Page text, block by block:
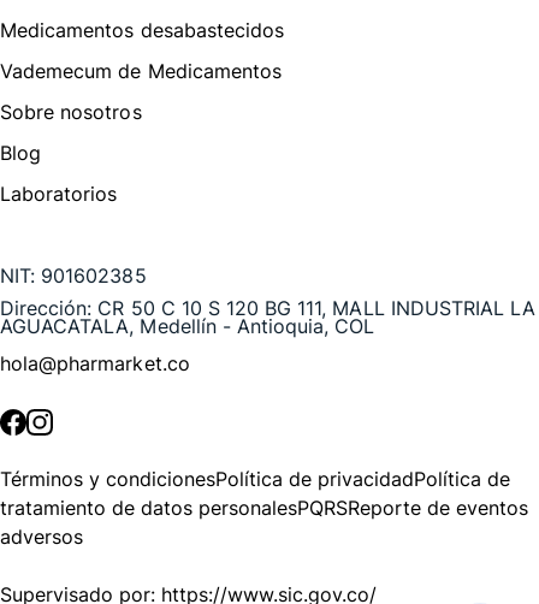
Medicamentos desabastecidos
Vademecum de Medicamentos
Sobre nosotros
Blog
Laboratorios
NIT: 901602385
Dirección: CR 50 C 10 S 120 BG 111, MALL INDUSTRIAL LA
AGUACATALA, Medellín - Antioquia, COL
hola@pharmarket.co
Términos y condicionesPolítica de privacidadPolítica de
tratamiento de datos personalesPQRSReporte de eventos
adversos
Supervisado por: https://www.sic.gov.co/